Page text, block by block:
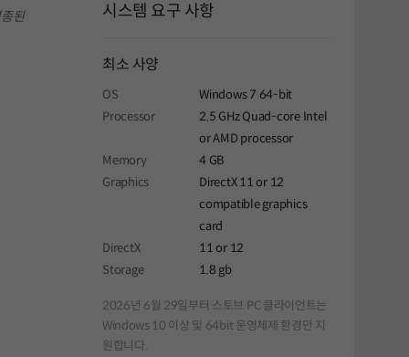
된
시스템 요구 사항
최소 사양
OS
Windows 7 64-bit
Processor
2.5 GHz Quad-core Intel
or AMD processor
Memory
4 GB
Graphics
DirectX 11 or 12
compatible graphics
card
DirectX
11 or 12
Storage
1.8 gb
2026년 6월 29일부터 스토브 PC 클라이언트는
Windows 10 이상 및 64bit 운영체제 환경만 지
원합니다.